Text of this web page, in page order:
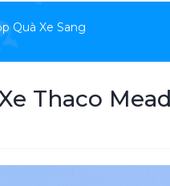
Quà Xe Sang
Thaco